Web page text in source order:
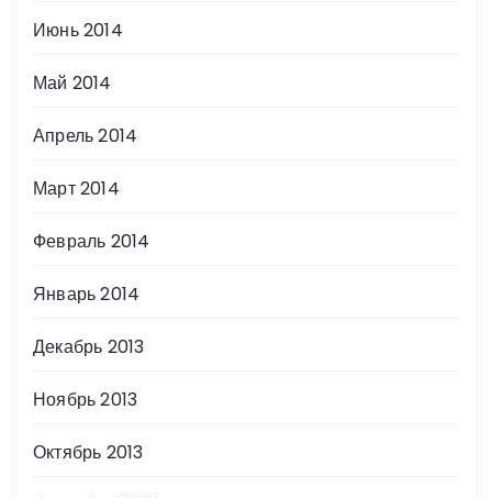
Июнь 2014
Май 2014
Апрель 2014
Март 2014
Февраль 2014
Январь 2014
Декабрь 2013
Ноябрь 2013
Октябрь 2013